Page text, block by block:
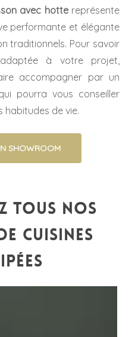
avec hottereprésente
performante et élégante
traditionnels. Pour savoir
à votre projet,
accompagner par un
pourra vous conseiller
habitudes de vie.
SHOWROOM
tous nos
cuisines